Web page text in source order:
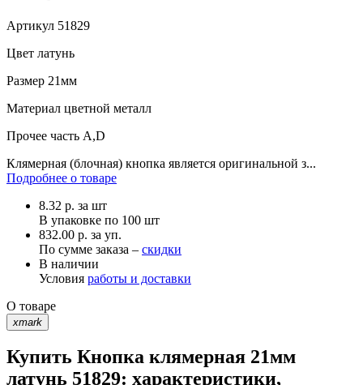
Артикул 51829
Цвет латунь
Размер 21мм
Материал цветной металл
Прочее часть А,D
Клямерная (блочная) кнопка является оригинальной з...
Подробнее о товаре
8.32 р. за шт
В упаковке по 100 шт
832.00 р. за уп.
По сумме заказа – скидки
В наличии
Условия работы и доставки
О товаре
xmark
Купить Кнопка клямерная 21мм
латунь 51829: характеристики,